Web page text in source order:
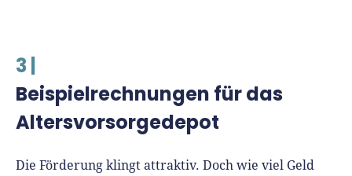
3 |
Beispielrechnungen für das
Altersvorsorgedepot
Die Förderung klingt attraktiv. Doch wie viel Geld